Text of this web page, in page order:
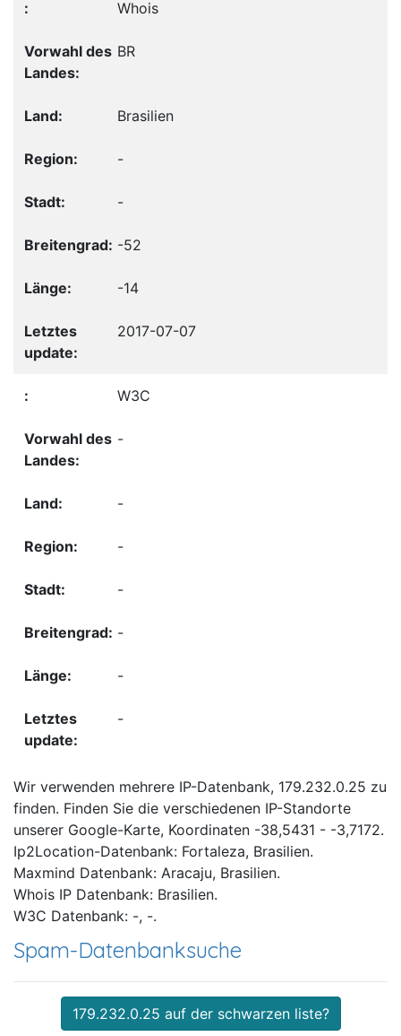
Whois
BR
Brasilien
-
-
-52
-14
2017-07-07
W3C
-
-
-
-
-
-
-
Wir verwenden mehrere IP-Datenbank, 179.232.0.25 zu
finden. Finden Sie die verschiedenen IP-Standorte
unserer Google-Karte, Koordinaten -38,5431 - -3,7172.
Ip2Location-Datenbank: Fortaleza, Brasilien.
Maxmind Datenbank: Aracaju, Brasilien.
Whois IP Datenbank: Brasilien.
W3C Datenbank: -, -.
Spam-Datenbanksuche
179.232.0.25 auf der schwarzen liste?